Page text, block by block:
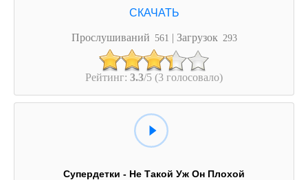
Прослушиваний 561 | Загрузок 293
Рейтинг: 3.3/5 (3 голосовало)
Супердетки - Не Такой Уж Он Плохой